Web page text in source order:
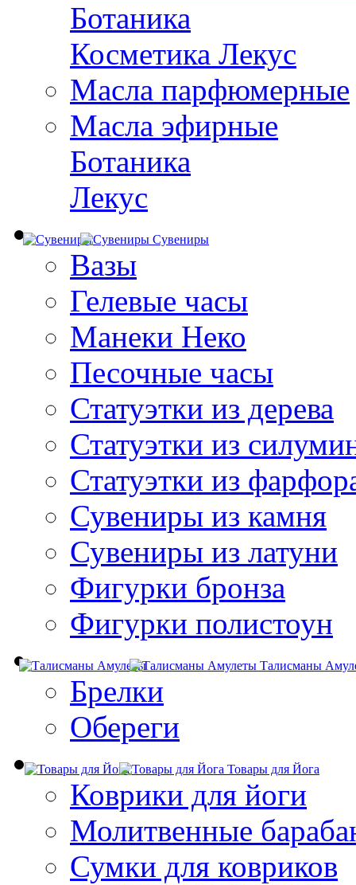
Ботаника
Косметика Лекус
Масла парфюмерные
Масла эфирные
Ботаника
Лекус
Сувениры
Вазы
Гелевые часы
Манеки Неко
Песочные часы
Статуэтки из дерева
Статуэтки из
Статуэтки из
Сувениры из камня
Сувениры из латуни
Фигурки бронза
Фигурки полистоун
Талисманы
Брелки
Обереги
Товары для Йога
Коврики для йоги
Молитвенные
Сумки для ковриков